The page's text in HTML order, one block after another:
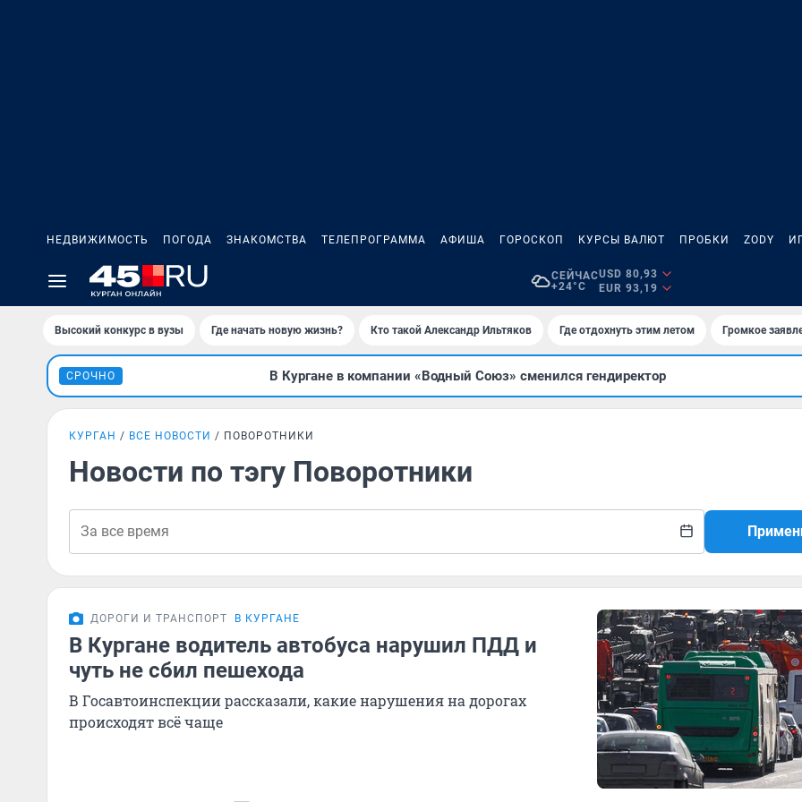
НЕДВИЖИМОСТЬ ПОГОДА ЗНАКОМСТВА ТЕЛЕПРОГРАММА АФИША ГОРОСКОП КУРСЫ ВАЛЮТ ПРОБКИ ZODY
СЕЙЧАС
+24°C
USD 80,93
EUR 93,19
Высокий конкурс в вузы Где начать новую жизнь? Кто такой Александр Ильтяков Где отдохнуть этим летом Громкое
СРОЧНО В Кургане в компании «Водный Союз» сменился гендиректор
КУРГАН ВСЕ НОВОСТИ ПОВОРОТНИКИ
Новости по тэгу Поворотники
ДОРОГИ И ТРАНСПОРТ В КУРГАНЕ
В Кургане водитель автобуса нарушил ПДД и
чуть не сбил пешехода
В Госавтоинспекции рассказали, какие нарушения на дорогах
происходят всё чаще